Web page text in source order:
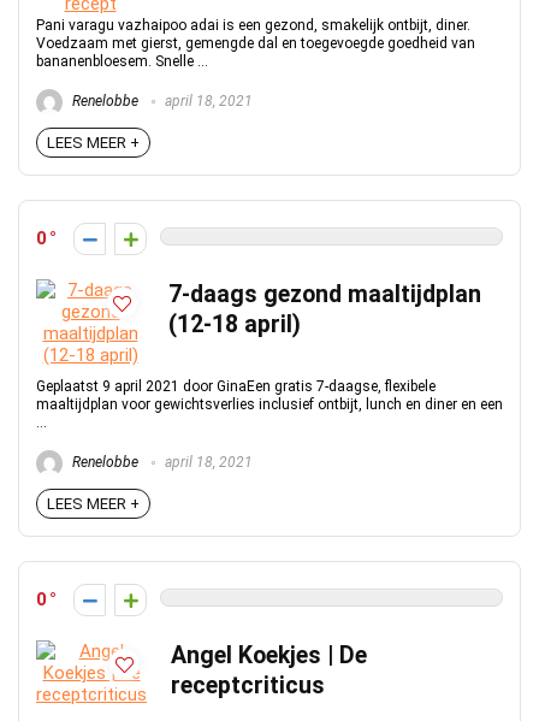
Pani varagu vazhaipoo adai is een gezond, smakelijk ontbijt, diner.
Voedzaam met gierst, gemengde dal en toegevoegde goedheid van
bananenbloesem. Snelle ...
Renelobbe april 18, 2021
LEES MEER +
0
7-daags gezond maaltijdplan
(12-18 april)
Geplaatst 9 april 2021 door GinaEen gratis 7-daagse, flexibele
maaltijdplan voor gewichtsverlies inclusief ontbijt, lunch en diner en een
...
Renelobbe april 18, 2021
LEES MEER +
0
Angel Koekjes | De
receptcriticus